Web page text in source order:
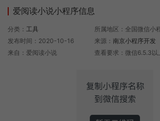
爱阅读小说小程序信息
分类： 工具
发布时间：2020-10-16
来自：爱阅读小说
所属地区：全国微信小
来源： 南京小程序开发
查看要求：微信6.5.3以